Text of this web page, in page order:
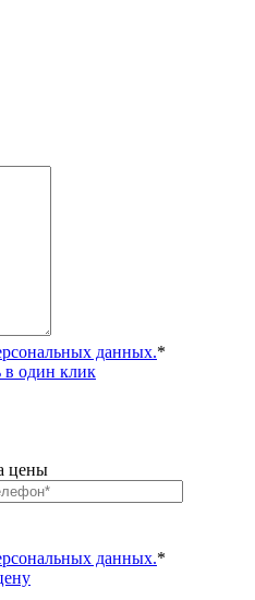
данных.*
в один клик
цены
данных.*